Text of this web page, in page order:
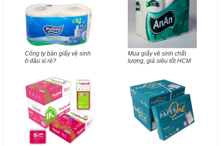
Công ty bán giấy vệ sinh
ở đâu sỉ rẻ?
Mua giấy vệ sinh chất
lượng, giá siêu tốt HCM